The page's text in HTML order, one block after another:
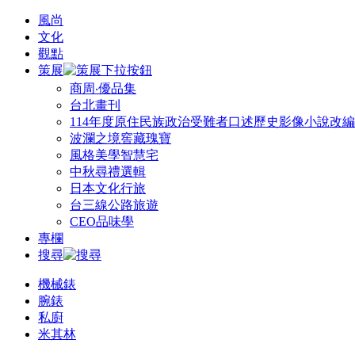
風尚
文化
觀點
策展
商周‧優品集
台北畫刊
114年度原住民族政治受難者口述歷史影像小說改
波瀾之境窖藏瑰寶
風格美學智慧宅
中秋尋禮選輯
日本文化行旅
台三線公路旅遊
CEO品味學
專欄
搜尋
機械錶
腕錶
私廚
米其林